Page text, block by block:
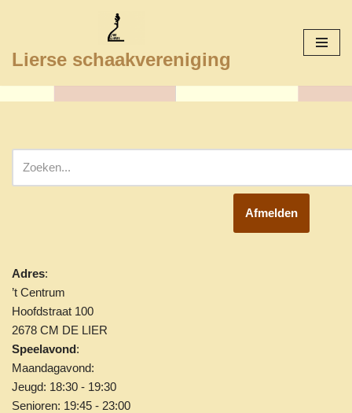
naar
inhoud
Lierse schaakvereniging
Afmelden
Adres:
’t Centrum
Hoofdstraat 100
2678 CM DE LIER
Speelavond:
Maandagavond:
Jeugd: 18:30 - 19:30
Senioren: 19:45 - 23:00